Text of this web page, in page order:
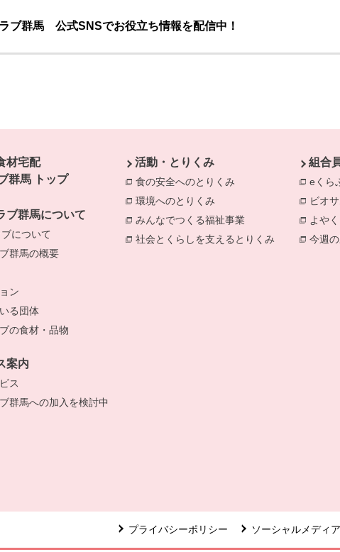
ブ群馬 公式SNSでお役立ち情報を配信中！
材宅配
群馬 トップ
ブ群馬について
について
群馬の概要
ン
る団体
の食材・品物
案内
ス
群馬への加入を検討中
活動・とりくみ
食の安全へのとりくみ 別のウィンドウで開き
環境へのとりくみ 別のウィンドウで開きます
みんなでつくる福祉事業 別のウィンドウで開
社会とくらしを支えるとりくみ 別のウィンド
組合
eくら
ビオ
よや
今週
プライバシーポリシー ソーシャルメディ